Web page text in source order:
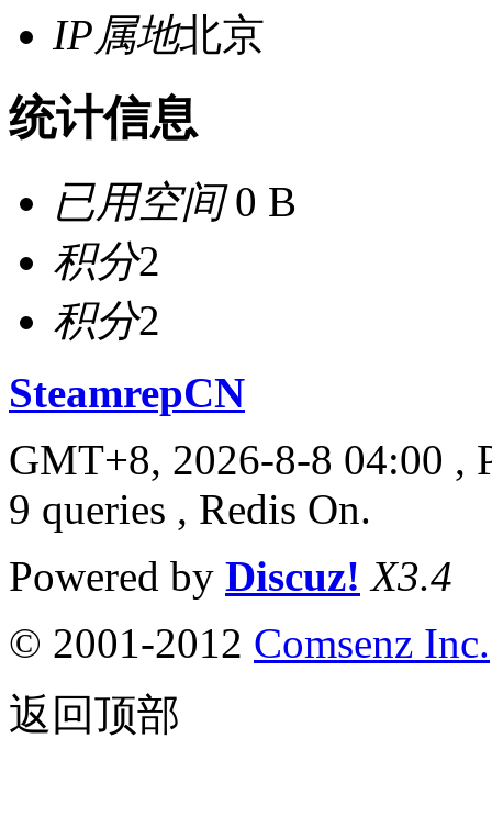
IP属地北京
统计信息
已用空间0 B
积分2
积分2
SteamrepCN
GMT+8, 2026-8-8 04:00 ,
9 queries , Redis On.
Powered by Discuz! X3.4
© 2001-2012 Comsenz Inc.
返回顶部